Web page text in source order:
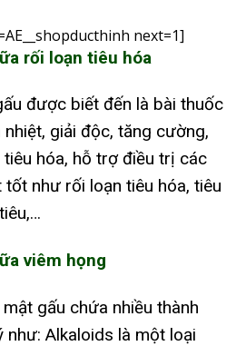
next=1]
rối loạn tiêu hóa
được biết đến là bài thuốc
giải độc, tăng cường,
hóa, hỗ trợ điều trị các
tốt như rối loạn tiêu hóa, tiêu
viêm họng
gấu chứa nhiều thành
Alkaloids là một loại